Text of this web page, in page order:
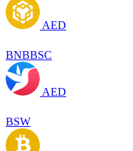
AED
BNBBSC
AED
BSW